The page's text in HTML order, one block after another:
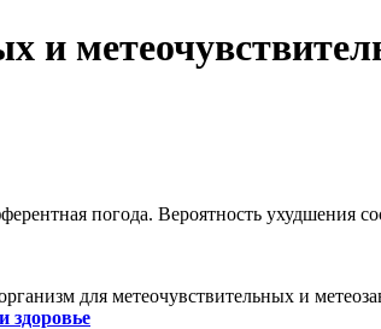
и
погода. Вероятность ухудшения
для метеочувствительных и
здоровье